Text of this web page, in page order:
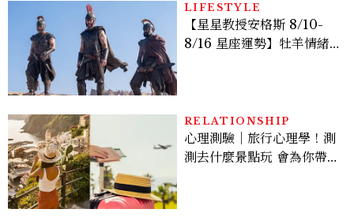
LIFESTYLE
【星星教授安格斯 8/10-
8/16 星座運勢】牡羊情緒
RELATIONSHIP
心理測驗｜旅行心理學！測
測去什麼景點玩 會為你帶來